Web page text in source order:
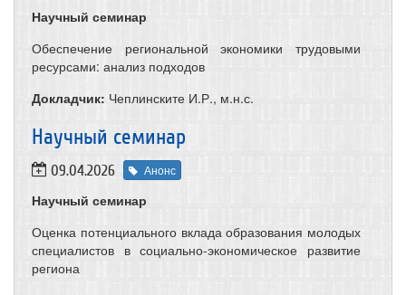
Научный семинар
Обеспечение региональной экономики трудовыми
ресурсами: анализ подходов
Докладчик: Чеплинските И.Р., м.н.с.
​Научный семинар
09.04.2026 Анонс
Научный семинар
Оценка потенциального вклада образования молодых
специалистов в социально-экономическое развитие
региона